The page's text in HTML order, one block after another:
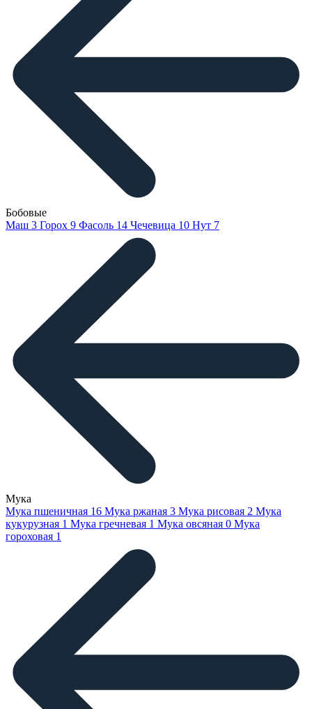
Бобовые
Маш 3 Горох 9 Фасоль 14 Чечевица 10 Нут 7
Мука
Мука пшеничная 16 Мука ржаная 3 Мука рисовая 2 Мука
кукурузная 1 Мука гречневая 1 Мука овсяная 0 Мука
гороховая 1